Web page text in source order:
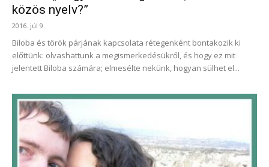
közös nyelv?”
2016. júl 9.
Biloba és török párjának kapcsolata rétegenként bontakozik ki
előttünk: olvashattunk a megismerkedésükről, és hogy ez mit
jelentett Biloba számára; elmesélte nekünk, hogyan sülhet el...